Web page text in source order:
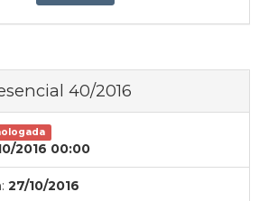
40/2016
2016 00:00
27/10/2016